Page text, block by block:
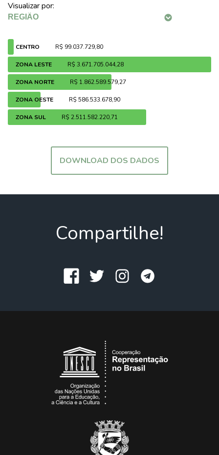
Visualizar por:
CENTRO R$ 99.037.729,80
ZONA LESTE R$ 3.671.705.044,28
ZONA NORTE R$ 1.862.589.579,27
ZONA OESTE R$ 586.533.678,90
ZONA SUL R$ 2.511.582.220,71
DOWNLOAD DOS DADOS
Compartilhe!